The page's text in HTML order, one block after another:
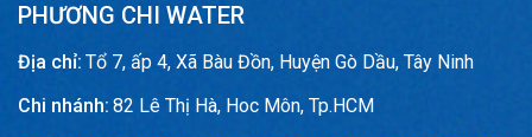
PHƯƠNG CHI WATER
Địa chỉ: Tổ 7, ấp 4, Xã Bàu Đồn, Huyện Gò Dầu, Tây Ninh
Chi nhánh: 82 Lê Thị Hà, Hoc Môn, Tp.HCM